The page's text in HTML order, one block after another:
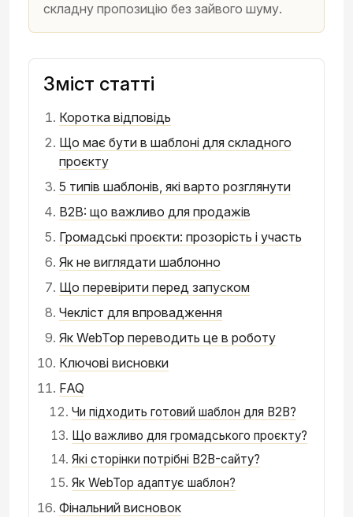
складну пропозицію без зайвого шуму.
Зміст статті
Коротка відповідь
Що має бути в шаблоні для складного
проєкту
5 типів шаблонів, які варто розглянути
B2B: що важливо для продажів
Громадські проєкти: прозорість і участь
Як не виглядати шаблонно
Що перевірити перед запуском
Чекліст для впровадження
Як WebTop переводить це в роботу
Ключові висновки
FAQ
Чи підходить готовий шаблон для B2B?
Що важливо для громадського проєкту?
Які сторінки потрібні B2B-сайту?
Як WebTop адаптує шаблон?
Фінальний висновок